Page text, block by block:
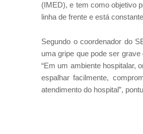
(IMED), e tem como objetivo
linha de frente e está
Segundo o coordenador do
uma gripe que pode ser
“Em um ambiente hospitalar,
espalhar facilmente,
atendimento do hospital”,